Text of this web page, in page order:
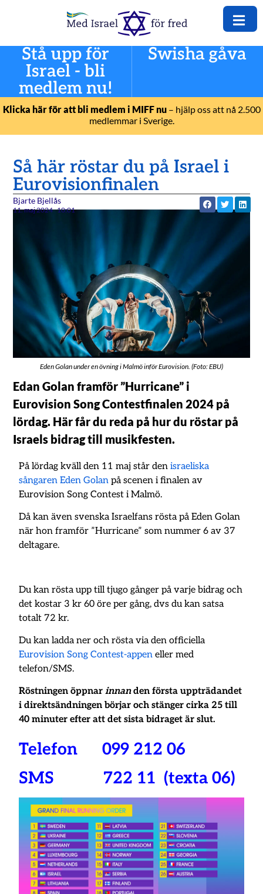
Stå upp för
Israel - bli
medlem nu!
Swisha gåva
Klicka här för att bli medlem i MIFF nu– hjälp oss att nå 2.500
medlemmar i Sverige.
Så här röstar du på Israel i
Eurovisionfinalen
Bjarte Bjellås
11. maj 2024 10:01
Eden Golan under en övning i Malmö inför Eurovision. (Foto: EBU)
Edan Golan framför ”Hurricane” i
Eurovision Song Contestfinalen 2024 på
lördag. Här får du reda på hur du röstar på
Israels bidrag till musikfesten.
På lördag kväll den 11 maj står denisraeliska
sångaren Eden Golan på scenen i finalen av
Eurovision Song Contest i Malmö.
Då kan även svenska Israelfans rösta på Eden Golan
när hon framför ”Hurricane” som nummer 6 av 37
deltagare.
Du kan rösta upp till tjugo gånger på varje bidrag och
det kostar 3 kr 60 öre per gång, dvs du kan satsa
totalt 72 kr.
Du kan ladda ner och rösta via den officiella
Eurovision Song Contest-appen eller med
telefon/SMS.
Röstningen öppnarinnanden första uppträdandet
i direktsändningen börjar och stänger cirka 25 till
40 minuter efter att det sista bidraget är slut.
Telefon 099 212 06
SMS 722 11 (texta 06)